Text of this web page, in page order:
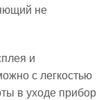
не
и
с легкостью
в уходе прибор